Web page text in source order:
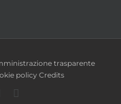
trasparente
policy Credits
YouTube